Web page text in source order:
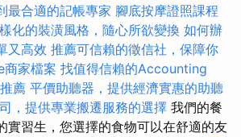
最合適的記帳專家 腳底按摩證照課程
化的裝潢風格，隨心所欲變換 如何辦
又高效 推薦可信賴的徵信社，保障你
家檔案 找值得信賴的Accounting
薦 平價助聽器，提供經濟實惠的助聽
，提供專業搬遷服務的選擇 我們的餐
實習生，您選擇的食物可以在舒適的友